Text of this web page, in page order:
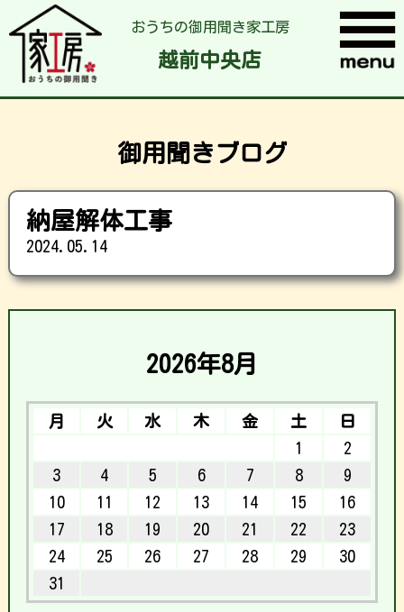
おうちの御用聞き家工房
越前中央店
御用聞きブログ
納屋解体工事
2024.05.14
2026年8月
月 火 水 木 金 土
日
1
2
3
4 5 6 7 8
9
10
11 12 13 14 15
16
17
18 19 20 21 22
23
24
25 26 27 28 29
30
31